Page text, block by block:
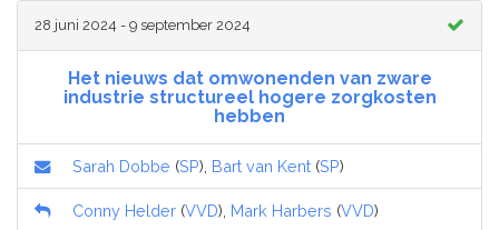
28 juni 2024 - 9 september 2024
Het nieuws dat omwonenden van zware
industrie structureel hogere zorgkosten
hebben
Sarah Dobbe (SP), Bart van Kent (SP)
Conny Helder (VVD), Mark Harbers (VVD)